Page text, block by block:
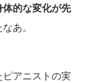
的な変化が先
あ。
アニストの実